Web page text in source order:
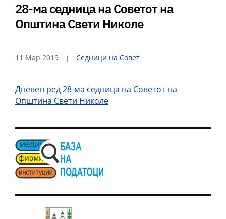
28-ма седница на Советот на
Општина Свети Николе
11 Мар 2019 Седници на Совет
Дневен ред 28-ма седница на Советот на
Општина Свети Николе